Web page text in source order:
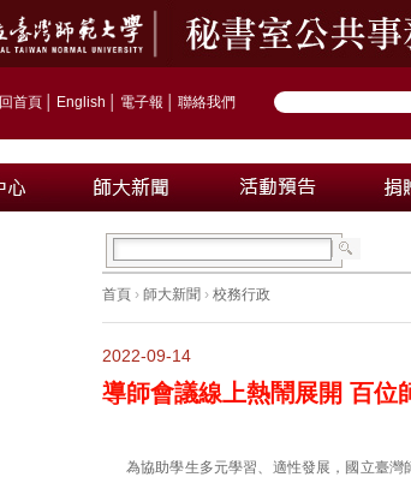
回首頁 English 電子報 聯絡我們
首頁 › 師大新聞 › 校務行政
2022-09-14
導師會議線上熱鬧展開 百位
為協助學生多元學習、適性發展，國立臺